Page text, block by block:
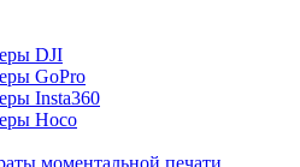
DJI
GoPro
Insta360
Hoco
моментальной печати